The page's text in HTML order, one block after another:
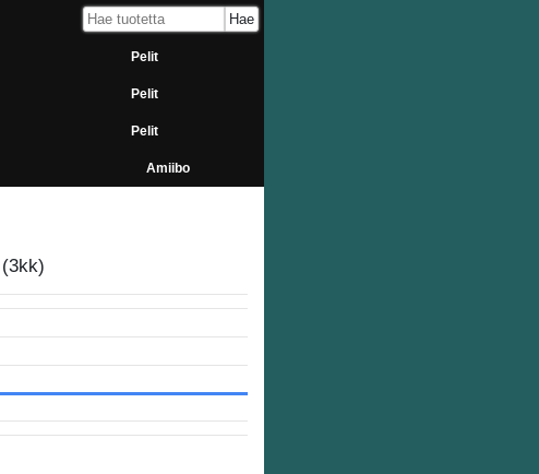
Pelit
Pelit
Pelit
Amiibo